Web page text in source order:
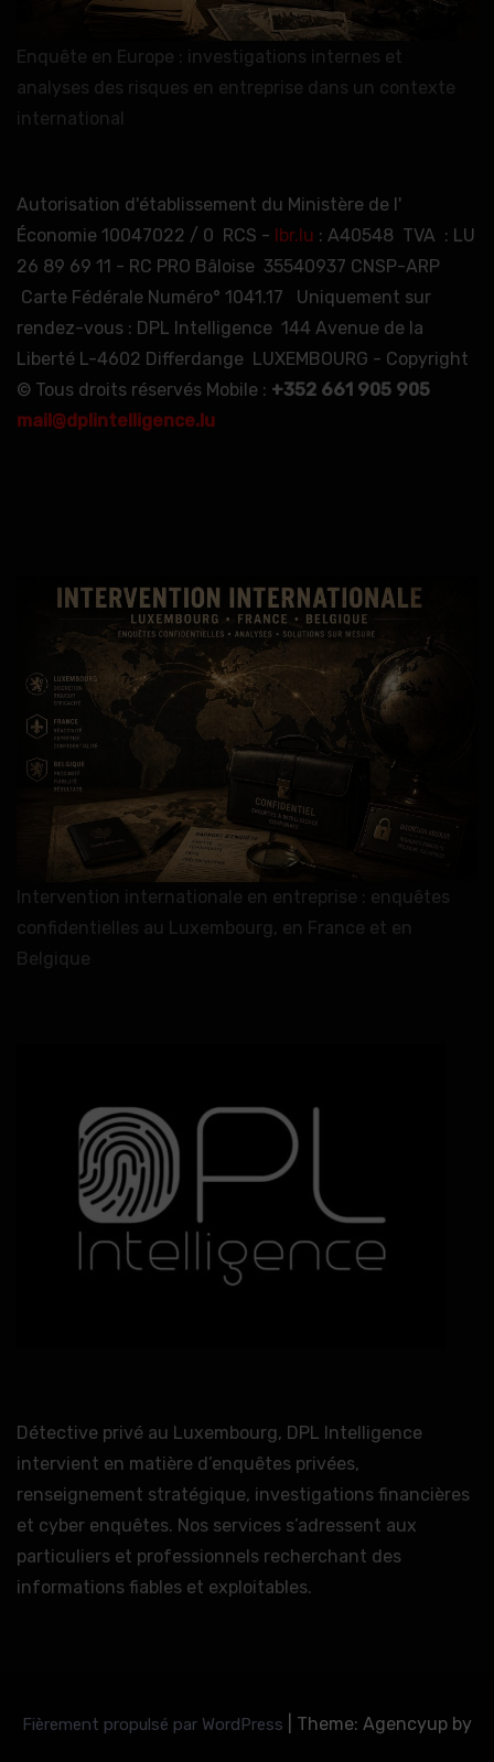
Enquête en Europe : investigations internes et
analyses des risques en entreprise dans un contexte
international
Autorisation d'établissement du Ministère de l'
Économie 10047022 / 0 RCS - lbr.lu : A40548 TVA : LU
26 89 69 11 - RC PRO Bâloise 35540937 CNSP-ARP
Carte Fédérale Numéro° 1041.17 Uniquement sur
rendez-vous : DPL Intelligence 144 Avenue de la
Liberté L-4602 Differdange LUXEMBOURG - Copyright
© Tous droits réservés Mobile : +352 661 905 905
mail@dplintelligence.lu
Intervention internationale en entreprise : enquêtes
confidentielles au Luxembourg, en France et en
Belgique
Détective privé au Luxembourg, DPL Intelligence
intervient en matière d’enquêtes privées,
renseignement stratégique, investigations financières
et cyber enquêtes. Nos services s’adressent aux
particuliers et professionnels recherchant des
informations fiables et exploitables.
Fièrement propulsé par WordPress Theme: Agencyup by